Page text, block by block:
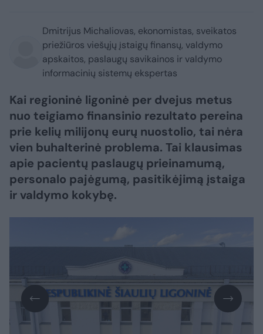
Dmitrijus Michaliovas, ekonomistas, sveikatos
priežiūros viešųjų įstaigų finansų, valdymo
apskaitos, paslaugų savikainos ir valdymo
informacinių sistemų ekspertas
Kai regioninė ligoninė per dvejus metus
nuo teigiamo finansinio rezultato pereina
prie kelių milijonų eurų nuostolio, tai nėra
vien buhalterinė problema. Tai klausimas
apie pacientų paslaugų prieinamumą,
personalo pajėgumą, pasitikėjimą įstaiga
ir valdymo kokybę.